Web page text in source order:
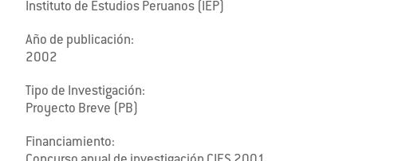
Instituto de Estudios Peruanos (IEP)
Año de publicación:
2002
Tipo de Investigación:
Proyecto Breve (PB)
Financiamiento: